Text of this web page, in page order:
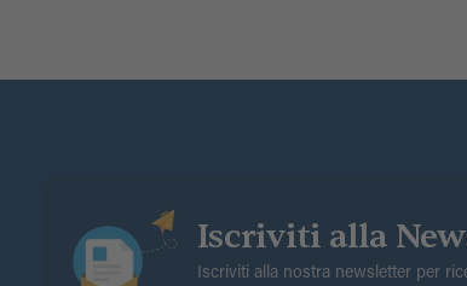
Iscriviti alla
Iscriviti alla nostra newsletter per